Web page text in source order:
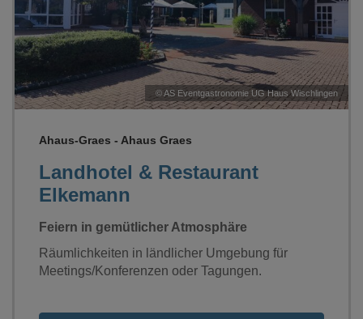
©AS Eventgastronomie UG Haus Wischlingen
Landhotel & Restaurant
Elkemann
Ahaus-Graes - Ahaus Graes
Feiern in gemütlicher Atmosphäre
Räumlichkeiten in ländlicher Umgebung für
Meetings/Konferenzen oder Tagungen.